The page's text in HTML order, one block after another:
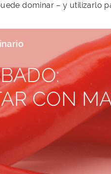
dominar – y utilizarlo
CON